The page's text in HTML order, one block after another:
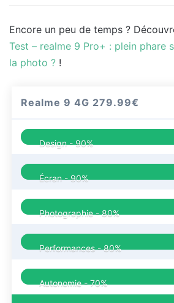
Encore un peu de temps ?
Test – realme 9 Pro+ : plein phare
la photo ? !
Realme 9 4G 279.99€
Design -90%
Écran -90%
Photographie -80%
Performances -80%
Autonomie -70%